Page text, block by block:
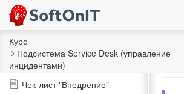
Курс
Подсистема Service Desk (управление
инцидентами)
Описание курса
Чек-лист "Внедрение"